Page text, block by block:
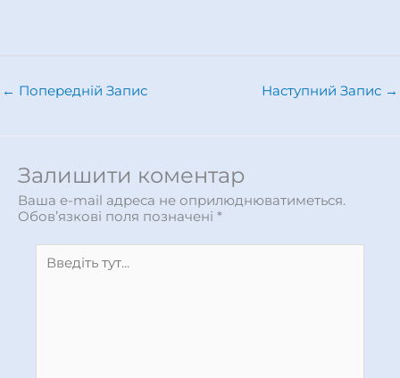
← Попередній Запис Наступний Запис →
Залишити коментар
Ваша e-mail адреса не оприлюднюватиметься.
Обов’язкові поля позначені *
тут...